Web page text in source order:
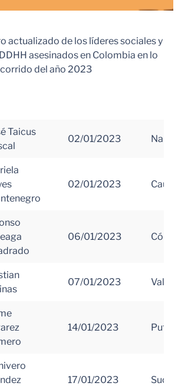
actualizado de los líderes sociales y
asesinados en Colombia en lo
corrido del año 2023
Taicus
02/01/2023
02/01/2023
06/01/2023
07/01/2023 Valle
14/01/2023
17/01/2023 Sucre